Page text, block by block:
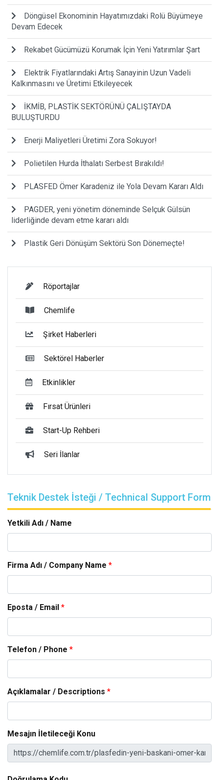
Döngüsel Ekonominin Hayatımızdaki Rolü Büyümeye
Devam Edecek
Rekabet Gücümüzü Korumak İçin Yeni Yatırımlar Şart
Elektrik Fiyatlarındaki Artış Sanayinin Uzun Vadeli
Kalkınmasını ve Üretimi Etkileyecek
İKMİB, PLASTİK SEKTÖRÜNÜ ÇALIŞTAYDA
BULUŞTURDU
Enerji Maliyetleri Üretimi Zora Sokuyor!
Polietilen Hurda İthalatı Serbest Bırakıldı!
PLASFED Ömer Karadeniz ile Yola Devam Kararı Aldı
PAGDER, yeni yönetim döneminde Selçuk Gülsün
liderliğinde devam etme kararı aldı
Plastik Geri Dönüşüm Sektörü Son Dönemeçte!
Röportajlar
Chemlife
Şirket Haberleri
Sektörel Haberler
Etkinlikler
Fırsat Ürünleri
Start-Up Rehberi
Seri İlanlar
Teknik Destek İsteği / Technical Support Form
Yetkili Adı / Name
Firma Adı / Company Name *
Eposta / Email *
Telefon / Phone *
Açıklamalar / Descriptions *
Mesajın İletileceği Konu